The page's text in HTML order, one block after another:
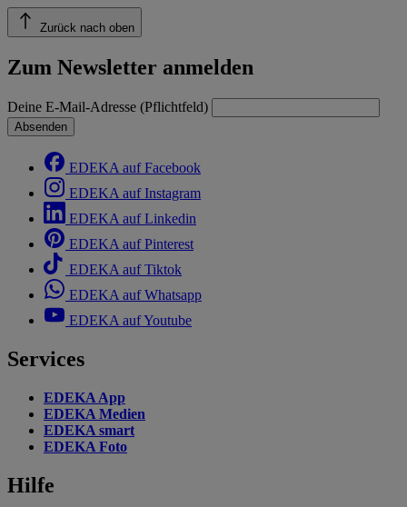
Zurück nach oben
Zum Newsletter anmelden
Deine E-Mail-Adresse (Pflichtfeld)
Absenden
EDEKA auf Facebook
EDEKA auf Instagram
EDEKA auf Linkedin
EDEKA auf Pinterest
EDEKA auf Tiktok
EDEKA auf Whatsapp
EDEKA auf Youtube
Services
EDEKA App
EDEKA Medien
EDEKA smart
EDEKA Foto
Hilfe